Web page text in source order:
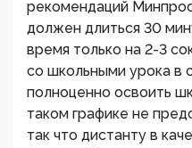
рекомендаций
должен длиться 30
время только на 2-3
со школьными урока в
полноценно освоить
таком графике не
так что дистанту в